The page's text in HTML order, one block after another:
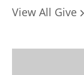
View All Give